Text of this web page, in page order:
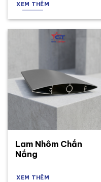
XEM THÊM
Lam Nhôm Chắn
Nắng
XEM THÊM